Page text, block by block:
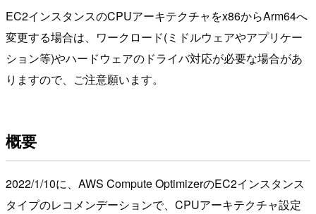
EC2インスタンスのCPUアーキテクチャをx86からArm64へ
変更する場合は、ワークロード(ミドルウェアやアプリケー
ション等)やハードウェアのドライバ対応が必要な場合があ
りますので、ご注意願います。
概要
2022/1/10に、AWS Compute OptimizerのEC2インスタンス
タイプのレコメンデーションで、CPUアーキテクチャ設定